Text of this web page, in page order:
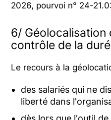
2026, pourvoi n° 24-
6/ Géolocalisation
contrôle de la
Le recours à la
des salariés qui ne
liberté dans